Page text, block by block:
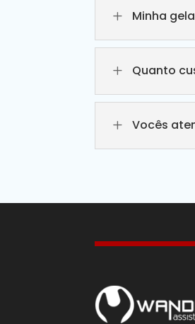
L Minha
L Quanto
L Vocês